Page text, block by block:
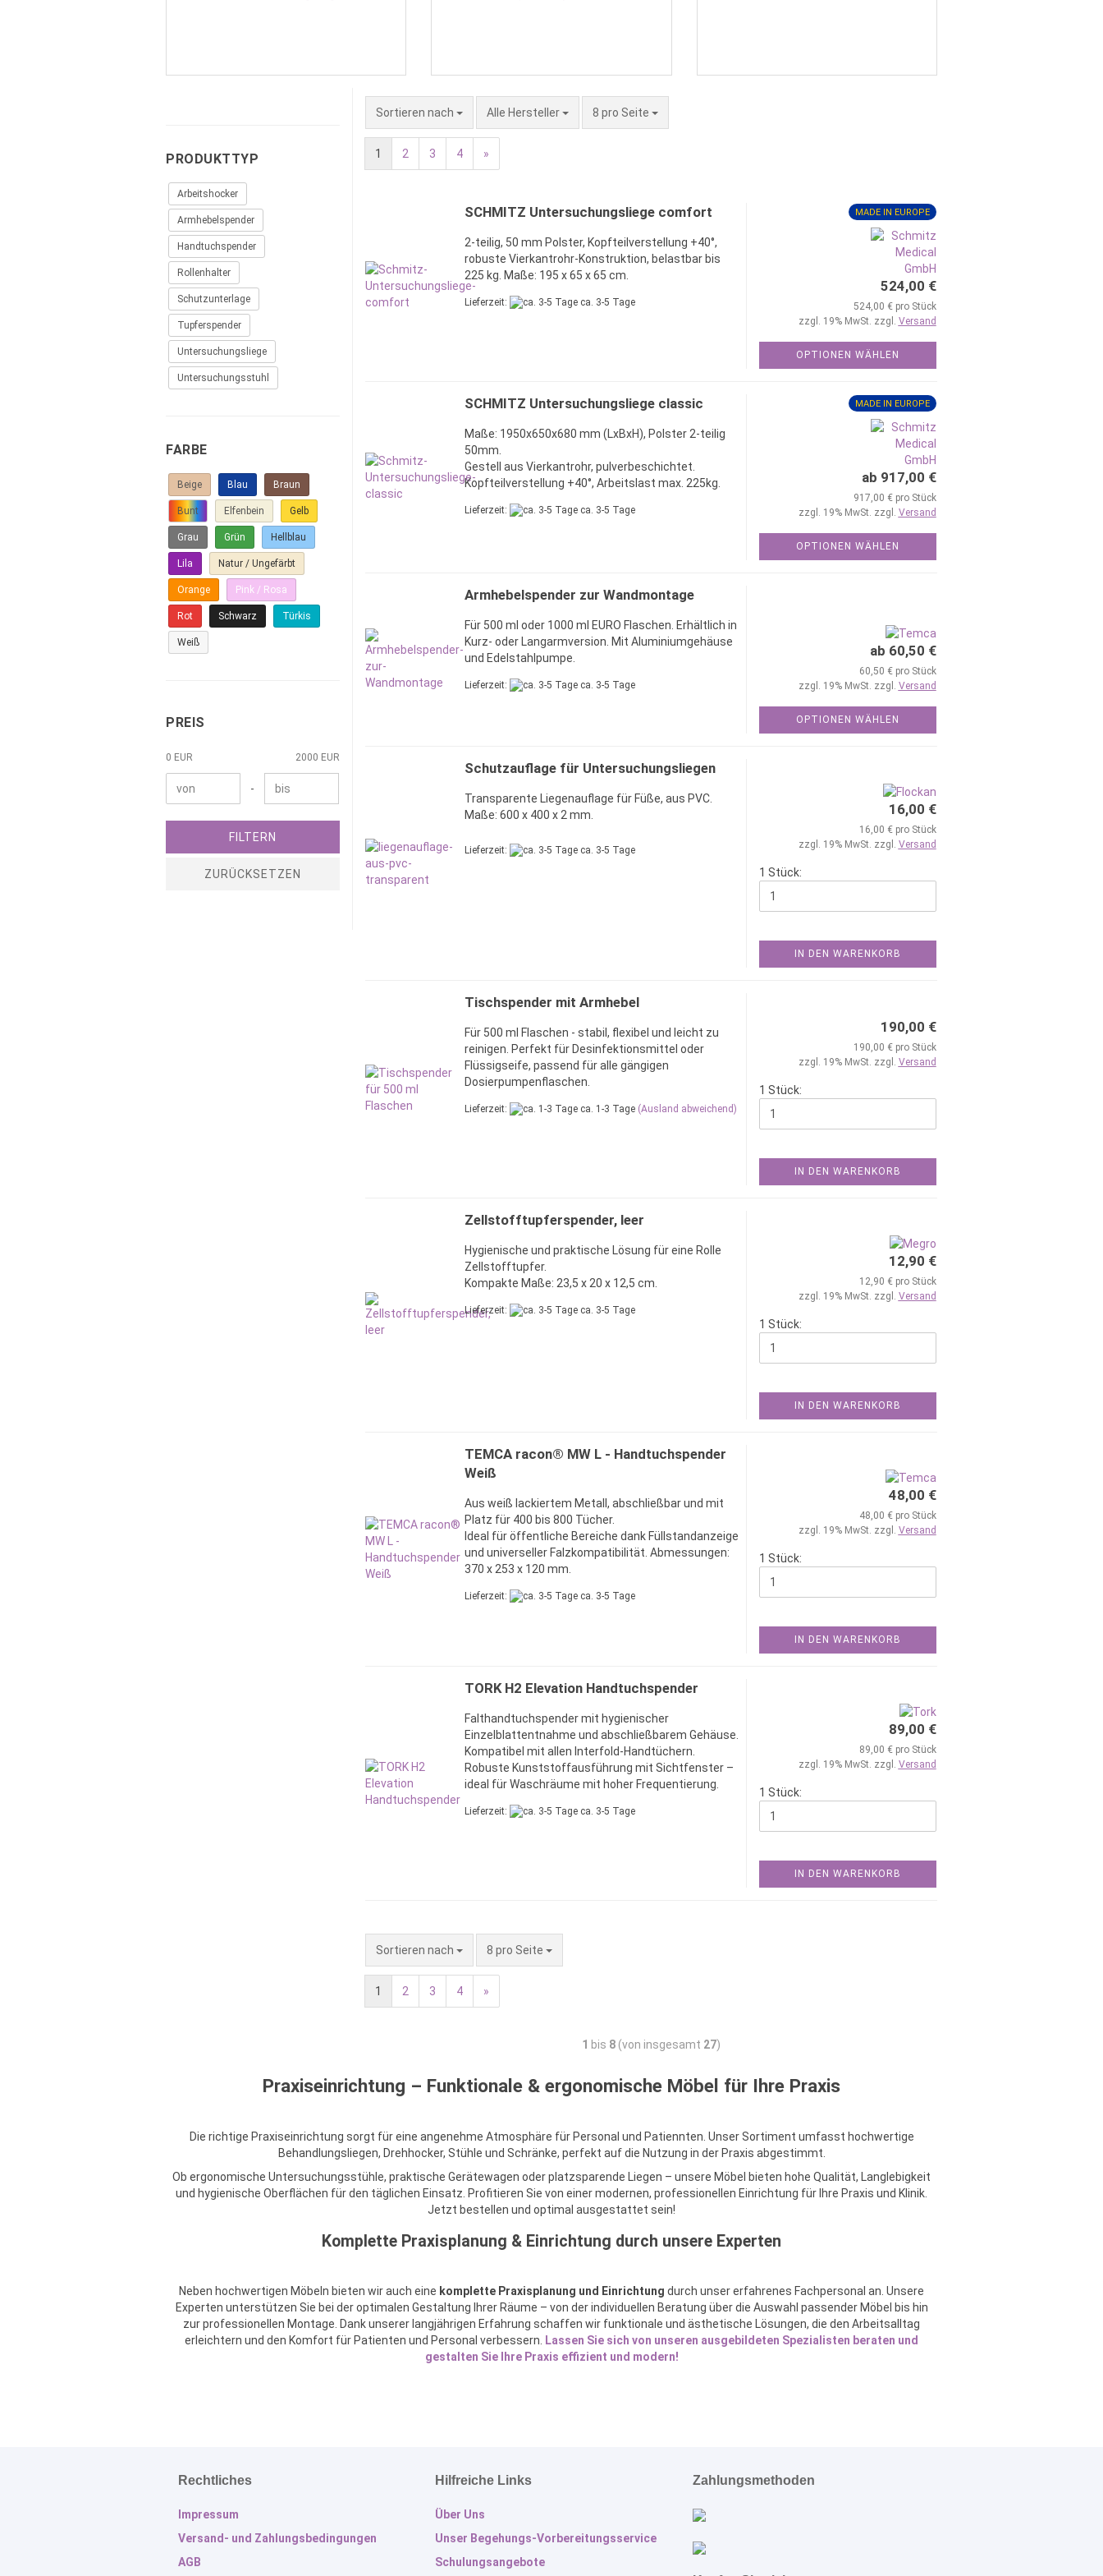
PRODUKTTYP
Arbeitshocker
Armhebelspender
Handtuchspender
Rollenhalter
Schutzunterlage
Tupferspender
Untersuchungsliege
Untersuchungsstuhl
FARBE
Beige Blau Braun
Bunt Elfenbein Gelb
Grau Grün Hellblau
Lila Natur / Ungefärbt
Orange Pink / Rosa
Rot Schwarz Türkis
Weiß
PREIS
0 EUR 2000 EUR
-
FILTERN
ZURÜCKSETZEN
Sortieren nach Alle Hersteller 8 pro Seite
1 2 3 4 »
SCHMITZ Untersuchungsliege comfort
2-teilig, 50 mm Polster, Kopfteilverstellung +40°,
robuste Vierkantrohr-Konstruktion, belastbar bis
225 kg. Maße: 195 x 65 x 65 cm.
Lieferzeit: ca. 3-5 Tage
MADE IN EUROPE
524,00 €
524,00 € pro Stück
zzgl. 19% MwSt. zzgl. Versand
OPTIONEN WÄHLEN
SCHMITZ Untersuchungsliege classic
Maße: 1950x650x680 mm (LxBxH), Polster 2-teilig
50mm.
Gestell aus Vierkantrohr, pulverbeschichtet.
Kopfteilverstellung +40°, Arbeitslast max. 225kg.
Lieferzeit: ca. 3-5 Tage
MADE IN EUROPE
ab 917,00 €
917,00 € pro Stück
zzgl. 19% MwSt. zzgl. Versand
OPTIONEN WÄHLEN
Armhebelspender zur Wandmontage
Für 500 ml oder 1000 ml EURO Flaschen. Erhältlich in
Kurz- oder Langarmversion. Mit Aluminiumgehäuse
und Edelstahlpumpe.
Lieferzeit: ca. 3-5 Tage
ab 60,50 €
60,50 € pro Stück
zzgl. 19% MwSt. zzgl. Versand
OPTIONEN WÄHLEN
Schutzauflage für Untersuchungsliegen
Transparente Liegenauflage für Füße, aus PVC.
Maße: 600 x 400 x 2 mm.
Lieferzeit: ca. 3-5 Tage
16,00 €
16,00 € pro Stück
zzgl. 19% MwSt. zzgl. Versand
1 Stück:
IN DEN WARENKORB
Tischspender mit Armhebel
Für 500 ml Flaschen - stabil, flexibel und leicht zu
reinigen. Perfekt für Desinfektionsmittel oder
Flüssigseife, passend für alle gängigen
Dosierpumpenflaschen.
Lieferzeit: ca. 1-3 Tage (Ausland abweichend)
190,00 €
190,00 € pro Stück
zzgl. 19% MwSt. zzgl. Versand
1 Stück:
IN DEN WARENKORB
Zellstofftupferspender, leer
Hygienische und praktische Lösung für eine Rolle
Zellstofftupfer.
Kompakte Maße: 23,5 x 20 x 12,5 cm.
Lieferzeit: ca. 3-5 Tage
12,90 €
12,90 € pro Stück
zzgl. 19% MwSt. zzgl. Versand
1 Stück:
IN DEN WARENKORB
TEMCA racon® MW L - Handtuchspender
Weiß
Aus weiß lackiertem Metall, abschließbar und mit
Platz für 400 bis 800 Tücher.
Ideal für öffentliche Bereiche dank Füllstandanzeige
und universeller Falzkompatibilität. Abmessungen:
370 x 253 x 120 mm.
Lieferzeit: ca. 3-5 Tage
48,00 €
48,00 € pro Stück
zzgl. 19% MwSt. zzgl. Versand
1 Stück:
IN DEN WARENKORB
TORK H2 Elevation Handtuchspender
Falthandtuchspender mit hygienischer
Einzelblattentnahme und abschließbarem Gehäuse.
Kompatibel mit allen Interfold-Handtüchern.
Robuste Kunststoffausführung mit Sichtfenster –
ideal für Waschräume mit hoher Frequentierung.
Lieferzeit: ca. 3-5 Tage
89,00 €
89,00 € pro Stück
zzgl. 19% MwSt. zzgl. Versand
1 Stück:
IN DEN WARENKORB
Sortieren nach 8 pro Seite
1 2 3 4 »
1 bis 8(von insgesamt 27)
Praxiseinrichtung – Funktionale & ergonomische Möbel für Ihre Praxis
Die richtige Praxiseinrichtung sorgt für eine angenehme Atmosphäre für Personal und Patiennten. Unser Sortiment umfasst hochwertige
Behandlungsliegen, Drehhocker, Stühle und Schränke, perfekt auf die Nutzung in der Praxis abgestimmt.
Ob ergonomische Untersuchungsstühle, praktische Gerätewagen oder platzsparende Liegen – unsere Möbel bieten hohe Qualität, Langlebigkeit
und hygienische Oberflächen für den täglichen Einsatz. Profitieren Sie von einer modernen, professionellen Einrichtung für Ihre Praxis und Klinik.
Jetzt bestellen und optimal ausgestattet sein!
Komplette Praxisplanung & Einrichtung durch unsere Experten
Neben hochwertigen Möbeln bieten wir auch eine komplette Praxisplanung und Einrichtung durch unser erfahrenes Fachpersonal an. Unsere
Experten unterstützen Sie bei der optimalen Gestaltung Ihrer Räume – von der individuellen Beratung über die Auswahl passender Möbel bis hin
zur professionellen Montage. Dank unserer langjährigen Erfahrung schaffen wir funktionale und ästhetische Lösungen, die den Arbeitsalltag
erleichtern und den Komfort für Patienten und Personal verbessern.
Lassen Sie sich von unseren ausgebildeten Spezialisten beraten und
gestalten Sie Ihre Praxis effizient und modern!
Rechtliches
Impressum
Versand- und Zahlungsbedingungen
AGB
Hilfreiche Links
Über Uns
Unser Begehungs-Vorbereitungsservice
Schulungsangebote
Zahlungsmethoden